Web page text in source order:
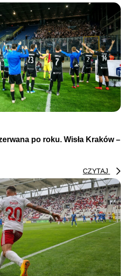
po roku. Wisła Kraków –
CZYTAJ